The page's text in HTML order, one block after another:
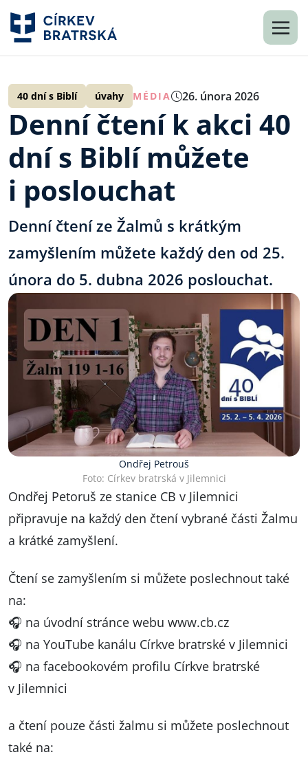
40 dní s Biblí úvahy MÉDIA 26. února 2026
Denní čtení k akci 40
dní s Biblí můžete
i poslouchat
Denní čtení ze Žalmů s krátkým
zamyšlením můžete každý den od 25.
února do 5. dubna 2026 poslouchat.
Ondřej Petrouš
Foto: Církev bratrská v Jilemnici
Ondřej Petoruš ze stanice CB v Jilemnici
připravuje na každý den čtení vybrané části Žalmu
a krátké zamyšlení.
Čtení se zamyšlením si můžete poslechnout také
na:
🎧 na úvodní stránce webu www.cb.cz
🎧 na YouTube kanálu Církve bratrské v Jilemnici
🎧 na facebookovém profilu Církve bratrské
v Jilemnici
a čtení pouze části žalmu si můžete poslechnout
také na: